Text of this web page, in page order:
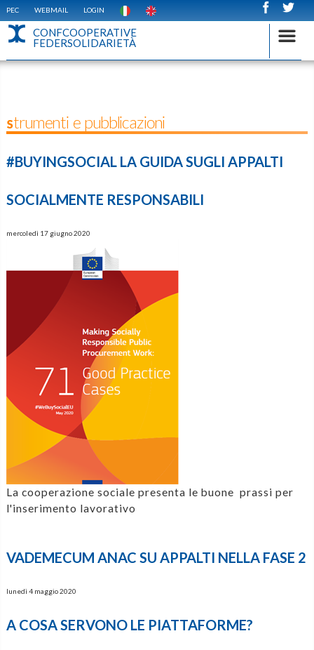
PEC WEBMAIL LOGIN
CONFCOOPERATIVE
FEDERSOLIDARIETÀ
Strumenti e pubblicazioni
#BUYINGSOCIAL LA GUIDA SUGLI APPALTI
SOCIALMENTE RESPONSABILI
mercoledì 17 giugno 2020
La cooperazione sociale presenta le buone prassi per
l'inserimento lavorativo
VADEMECUM ANAC SU APPALTI NELLA FASE 2
lunedì 4 maggio 2020
A COSA SERVONO LE PIATTAFORME?